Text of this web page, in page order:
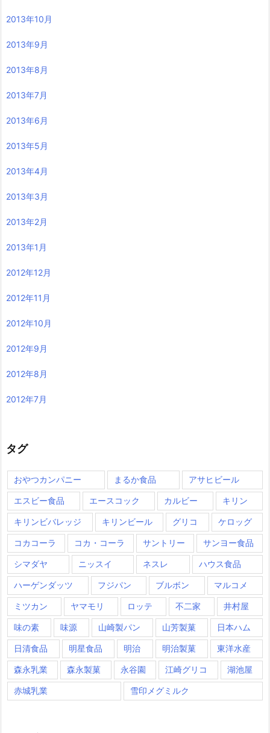
2013年10月
2013年9月
2013年8月
2013年7月
2013年6月
2013年5月
2013年4月
2013年3月
2013年2月
2013年1月
2012年12月
2012年11月
2012年10月
2012年9月
2012年8月
2012年7月
タグ
おやつカンパニー まるか食品 アサヒビール
エスビー食品 エースコック カルビー キリン
キリンビバレッジ キリンビール グリコ ケロッグ
コカコーラ コカ・コーラ サントリー サンヨー食品
シマダヤ ニッスイ ネスレ ハウス食品
ハーゲンダッツ フジパン ブルボン マルコメ
ミツカン ヤマモリ ロッテ 不二家 井村屋
味の素 味源 山崎製パン 山芳製菓 日本ハム
日清食品 明星食品 明治 明治製菓 東洋水産
森永乳業 森永製菓 永谷園 江崎グリコ 湖池屋
赤城乳業 雪印メグミルク